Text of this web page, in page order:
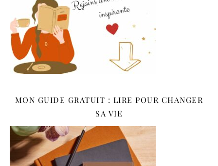
MON GUIDE GRATUIT : LIRE POUR CHANGER
SA VIE